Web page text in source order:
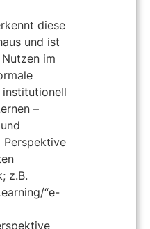
diese
und ist
im
institutionell
–
Perspektive
z.B.
“e-